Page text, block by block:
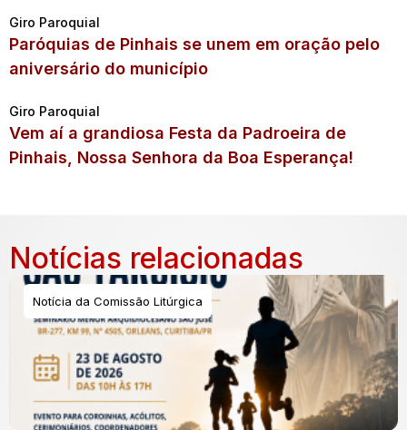
Giro Paroquial
Paróquias de Pinhais se unem em oração pelo
aniversário do município
Giro Paroquial
Vem aí a grandiosa Festa da Padroeira de
Pinhais, Nossa Senhora da Boa Esperança!
Notícias relacionadas
Notícia da Comissão Litúrgica